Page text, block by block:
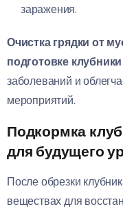
заражения.
Очистка грядки от
подготовке
заболеваний и
мероприятий.
Подкормка
для будущего
После обрезки
веществах для